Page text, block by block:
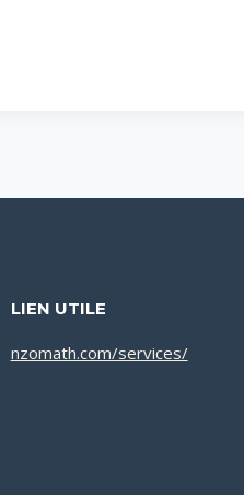
LIEN UTILE
nzomath.com/services/